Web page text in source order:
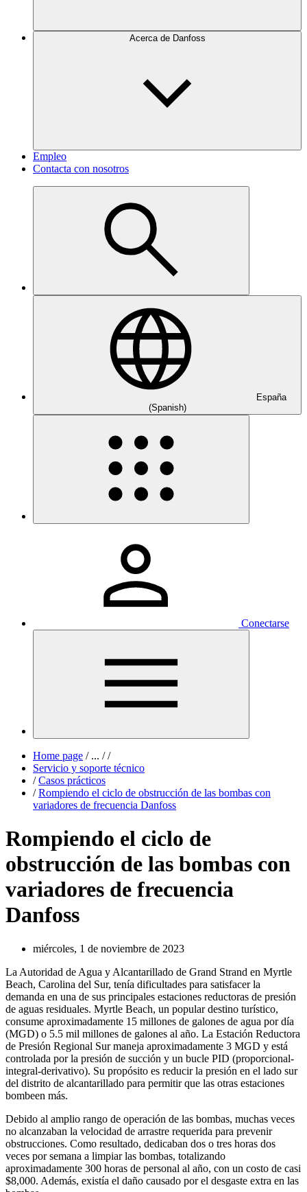
Acerca de Danfoss
Empleo
Contacta con nosotros
España
(Spanish)
Conectarse
Home page /... / /
Servicio y soporte técnico
/ Casos prácticos
/ Rompiendo el ciclo de obstrucción de las bombas con
variadores de frecuencia Danfoss
Rompiendo el ciclo de
obstrucción de las bombas con
variadores de frecuencia
Danfoss
miércoles, 1 de noviembre de 2023
La Autoridad de Agua y Alcantarillado de Grand Strand en Myrtle
Beach, Carolina del Sur, tenía dificultades para satisfacer la
demanda en una de sus principales estaciones reductoras de presión
de aguas residuales. Myrtle Beach, un popular destino turístico,
consume aproximadamente 15 millones de galones de agua por día
(MGD) o 5.5 mil millones de galones al año. La Estación Reductora
de Presión Regional Sur maneja aproximadamente 3 MGD y está
controlada por la presión de succión y un bucle PID (proporcional-
integral-derivativo). Su propósito es reducir la presión en el lado sur
del distrito de alcantarillado para permitir que las otras estaciones
bombeen más.
Debido al amplio rango de operación de las bombas, muchas veces
no alcanzaban la velocidad de arrastre requerida para prevenir
obstrucciones. Como resultado, dedicaban dos o tres horas dos
veces por semana a limpiar las bombas, totalizando
aproximadamente 300 horas de personal al año, con un costo de casi
$8,000. Además, existía el daño causado por el desgaste extra en las